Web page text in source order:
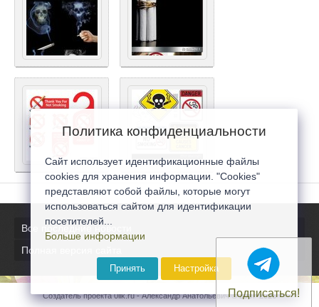
Все последние новости
Полная версия сайта
Создатель проекта 0lik.ru - Александр Анатольевич © 2007-2026
Подписаться!
Политика конфиденциальности
Сайт использует идентификационные файлы
cookies для хранения информации. "Cookies"
представляют собой файлы, которые могут
использоваться сайтом для идентификации
посетителей...
Больше информации
Принять Настройка